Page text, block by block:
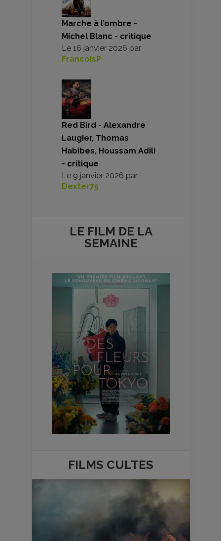
Marche à l’ombre -
Michel Blanc - critique
Le 16 janvier 2026 par
FrancoisP
Red Bird - Alexandre
Laugier, Thomas
Habibes, Houssam Adili
- critique
Le 9 janvier 2026 par
Dexter75
LE FILM DE LA
SEMAINE
FILMS CULTES